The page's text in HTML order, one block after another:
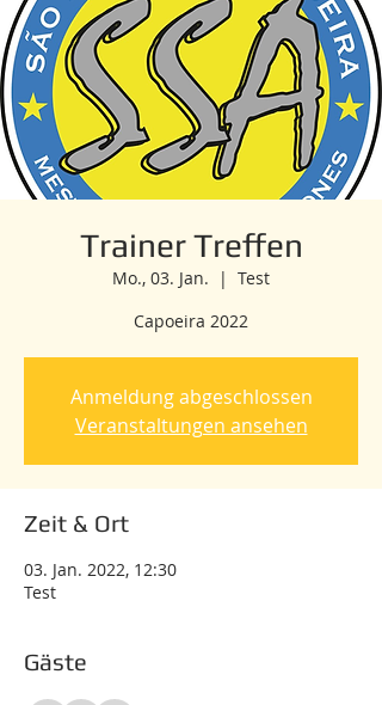
Trainer Treffen
Mo., 03. Jan.
  |
Test
Capoeira 2022
Anmeldung abgeschlossen
Veranstaltungen ansehen
Zeit & Ort
03. Jan. 2022, 12:30
Test
Gäste